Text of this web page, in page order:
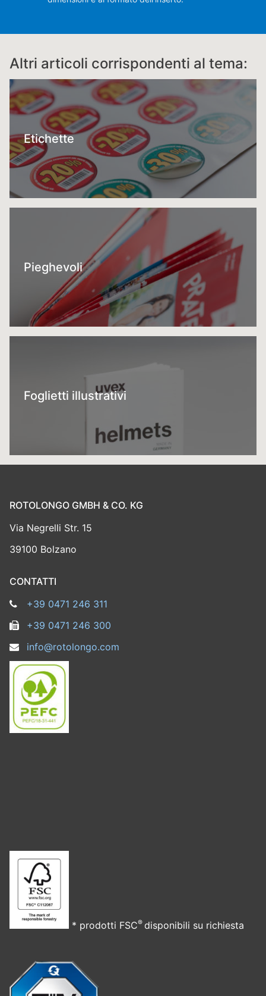
Altri articoli corrispondenti al tema:
Etichette
Pieghevoli
Foglietti illustrativi
ROTOLONGO GMBH & CO. KG
Via Negrelli Str. 15
39100 Bolzano
CONTATTI
+39 0471 246 311
+39 0471 246 300
info@rotolongo.com
* prodotti FSC® disponibili su richiesta